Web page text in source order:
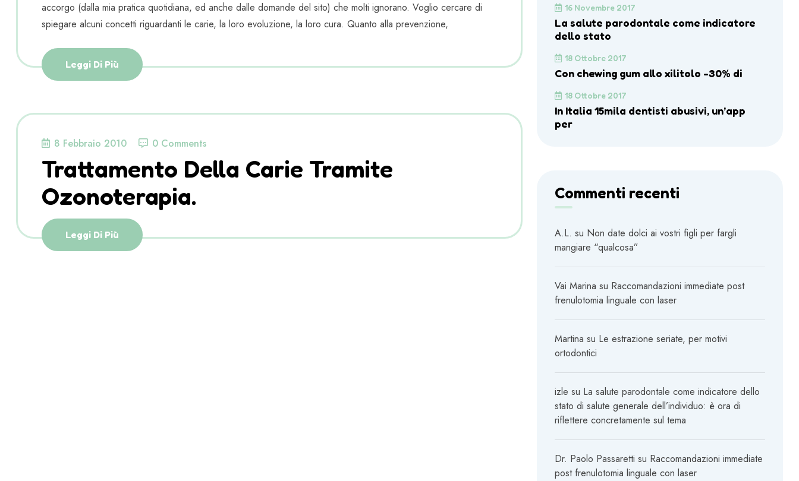
accorgo (dalla mia pratica quotidiana, ed anche dalle domande del sito) che molti ignorano. Voglio cercare di
spiegare alcuni concetti riguardanti le carie, la loro evoluzione, la loro cura. Quanto alla prevenzione,
Leggi Di Più
8 Febbraio 2010 0 Comments
Trattamento Della Carie Tramite
Ozonoterapia.
Leggi Di Più
16 Novembre 2017
La salute parodontale come indicatore
dello stato
18 Ottobre 2017
Con chewing gum allo xilitolo -30% di
18 Ottobre 2017
In Italia 15mila dentisti abusivi, un’app
per
Commenti recenti
A.L. su Non date dolci ai vostri figli per fargli
mangiare “qualcosa”
Vai Marina su Raccomandazioni immediate post
frenulotomia linguale con laser
Martina su Le estrazione seriate, per motivi
ortodontici
izle su La salute parodontale come indicatore dello
stato di salute generale dell’individuo: è ora di
riflettere concretamente sul tema
Dr. Paolo Passaretti su Raccomandazioni immediate
post frenulotomia linguale con laser